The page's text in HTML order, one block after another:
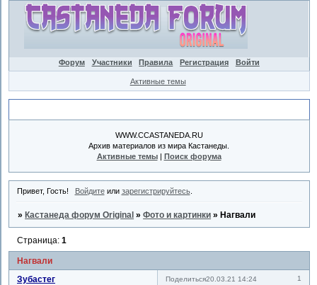
Форум Участники Правила Регистрация Войти
Активные темы
WWW.CCASTANEDA.RU
Архив материалов из мира Кастанеды.
Активные темы| Поиск форума
Привет, Гость! Войдитеили зарегистрируйтесь.
» Кастанеда форум Original »Фото и картинки » Нагвали
Нагвали
Страница:1
Поделиться 1
20.03.21 14:24
Зубастег